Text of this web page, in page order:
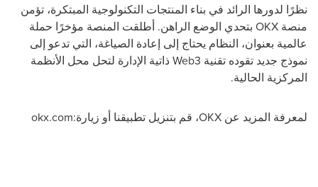
نظرًا لدورها الرائد في بناء المنتجات التكنولوجية المبتكرة، تؤمن
منصة OKX بتحدي الوضع الراهن. أطلقت المنصة مؤخرًا حملة
عالمية بعنوان، النظام يحتاج إلى إعادة الصياغة، التي تدعو إلى
نموذج جديد تقوده تقنية Web3ذاتية الإدارة لتحل محل الأنظمة
المركزية الحالية.
لمعرفة المزيد عن OKX، قم بتنزيل تطبيقنا أو زيارة:okx.com